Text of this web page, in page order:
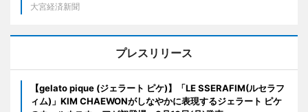
大宮経済新聞
プレスリリース
【gelato pique (ジェラート ピケ)】「LE SSERAFIM(ルセラフ
ィム)」KIM CHAEWONがしなやかに表現するジェラート ピケ